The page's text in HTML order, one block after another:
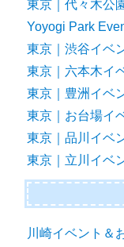
東京｜代々木公
Yoyogi Park
東京｜渋谷イベ
東京｜六本木イ
東京｜豊洲イベ
東京｜お台場イ
東京｜品川イベ
東京｜立川イベ
川崎イベント＆